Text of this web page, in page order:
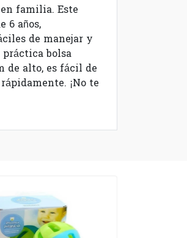
familia. Este
6 años,
de manejar y
bolsa
de alto, es fácil de
¡No te